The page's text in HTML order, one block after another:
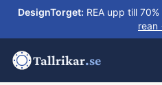
DesignTorget: REA upp till
rean
Tallrikar.se